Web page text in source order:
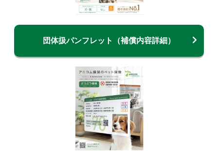
団体扱パンフレット（補償内容詳細）